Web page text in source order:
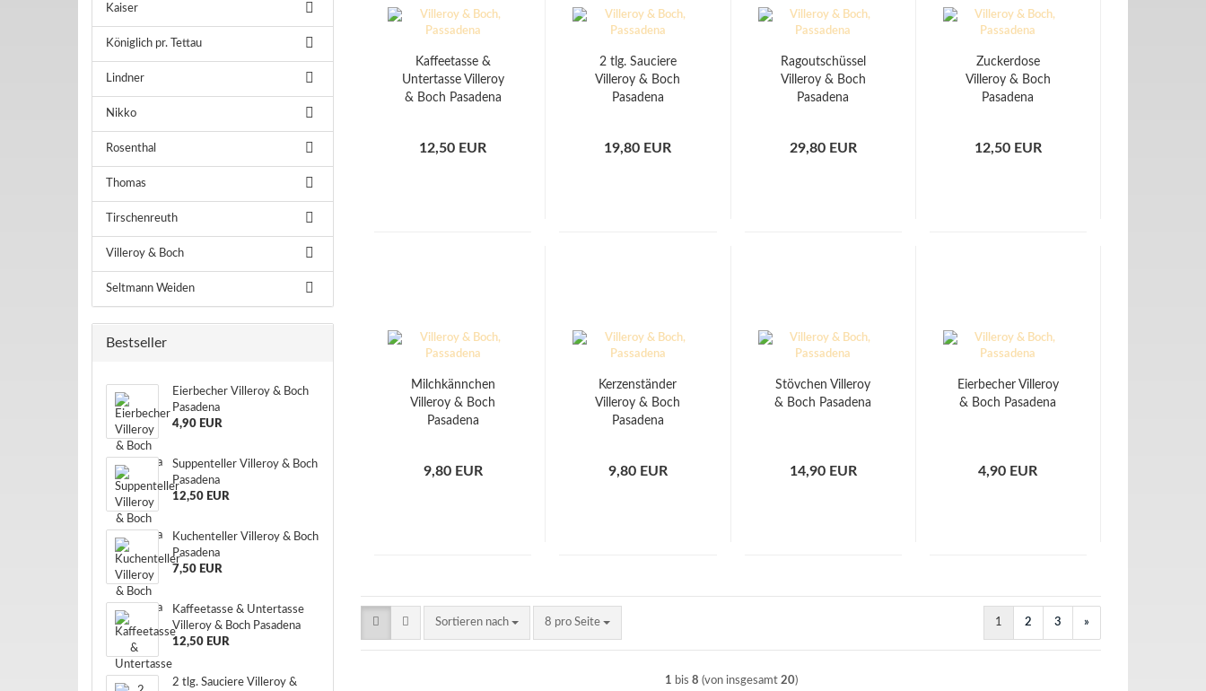
Kaffeetasse &
Untertasse Villeroy
& Boch Pasadena
12,50 EUR
2 tlg. Sauciere
Villeroy & Boch
Pasadena
19,80 EUR
Ragoutschüssel
Villeroy & Boch
Pasadena
29,80 EUR
Zuckerdose
Villeroy & Boch
Pasadena
12,50 EUR
Milchkännchen
Villeroy & Boch
Pasadena
9,80 EUR
Kerzenständer
Villeroy & Boch
Pasadena
9,80 EUR
Stövchen Villeroy
& Boch Pasadena
14,90 EUR
Eierbecher Villeroy
& Boch Pasadena
4,90 EUR
Sortieren nach
Sortieren nach 8 pro Seite
pro Seite 1 2 3 »
1 bis 8 (von insgesamt 20)
Kaiser
Königlich pr. Tettau
Lindner
Nikko
Rosenthal
Thomas
Tirschenreuth
Villeroy & Boch
Seltmann Weiden
Bestseller
Eierbecher Villeroy & Boch
Pasadena
4,90 EUR
Suppenteller Villeroy & Boch
Pasadena
12,50 EUR
Kuchenteller Villeroy & Boch
Pasadena
7,50 EUR
Kaffeetasse & Untertasse
Villeroy & Boch Pasadena
12,50 EUR
2 tlg. Sauciere Villeroy &